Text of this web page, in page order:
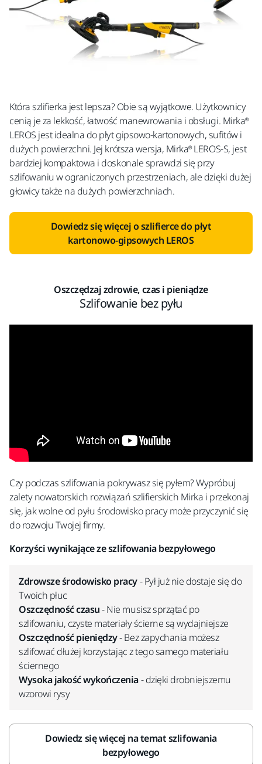
Która szlifierka jest lepsza? Obie są wyjątkowe. Użytkownicy
cenią je za lekkość, łatwość manewrowania i obsługi. Mirka®
LEROS jest idealna do płyt gipsowo-kartonowych, sufitów i
dużych powierzchni. Jej krótsza wersja, Mirka® LEROS-S, jest
bardziej kompaktowa i doskonale sprawdzi się przy
szlifowaniu w ograniczonych przestrzeniach, ale dzięki dużej
głowicy także na dużych powierzchniach.
Dowiedz się więcej o szlifierce do płyt
kartonowo-gipsowych LEROS
Oszczędzaj zdrowie, czas i pieniądze
Szlifowanie bez pyłu
Czy podczas szlifowania pokrywasz się pyłem? Wypróbuj
zalety nowatorskich rozwiązań szlifierskich Mirka i przekonaj
się, jak wolne od pyłu środowisko pracy może przyczynić się
do rozwoju Twojej firmy.
Korzyści wynikające ze szlifowania bezpyłowego
Zdrowsze środowisko pracy- Pył już nie dostaje się do
Twoich płuc
Oszczędność czasu- Nie musisz sprzątać po
szlifowaniu, czyste materiały ścierne są wydajniejsze
Oszczędność pieniędzy- Bez zapychania możesz
szlifować dłużej korzystając z tego samego materiału
ściernego
Wysoka jakość wykończenia- dzięki drobniejszemu
wzorowi rysy
Dowiedz się więcej na temat szlifowania
bezpyłowego